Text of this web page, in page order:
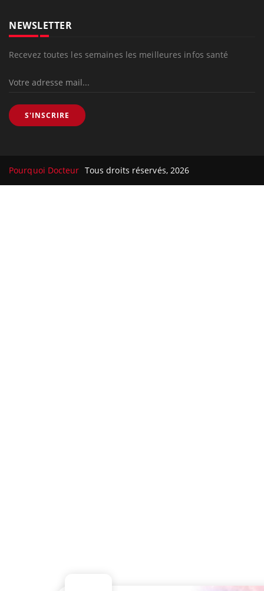
NEWSLETTER
Recevez toutes les semaines les meilleures infos santé
S'INSCRIRE
Pourquoi Docteur Tous droits réservés, 2026